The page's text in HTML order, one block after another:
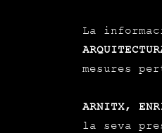
La
mesures
ARNITX,
la seva